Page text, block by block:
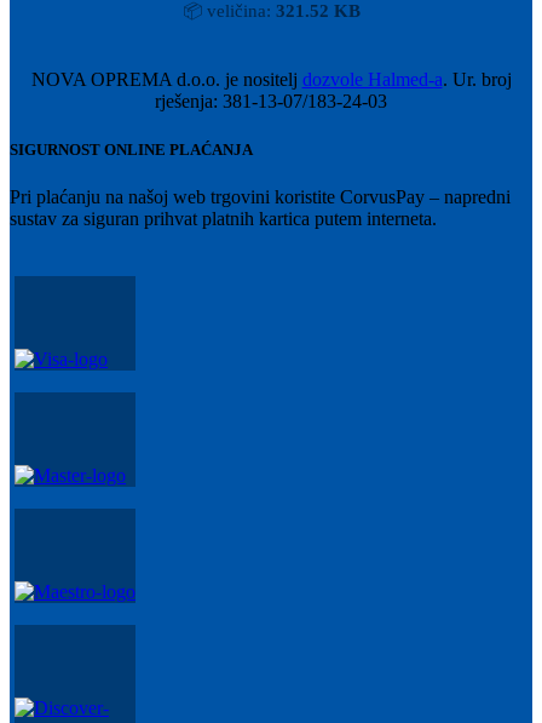
📦veličina: 321.52 KB
NOVA OPREMA d.o.o. je nositelj dozvole Halmed-a. Ur. broj
rješenja: 381-13-07/183-24-03
SIGURNOST ONLINE PLAĆANJA
Pri plaćanju na našoj web trgovini koristite CorvusPay – napredni
sustav za siguran prihvat platnih kartica putem interneta.